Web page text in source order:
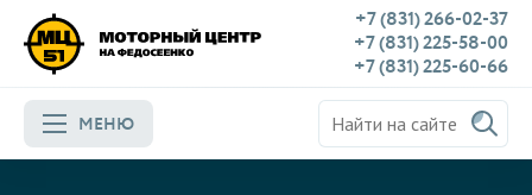
+7 (831) 266-02-37
+7 (831) 225-58-00
+7 (831) 225-60-66
МЕНЮ